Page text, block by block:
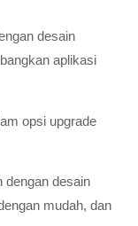
desain
aplikasi
opsi upgrade
dengan desain
mudah, dan